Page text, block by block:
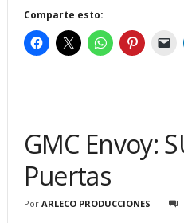
Comparte esto:
GMC Envoy:
Puertas
Por ARLECO PRODUCCIONES